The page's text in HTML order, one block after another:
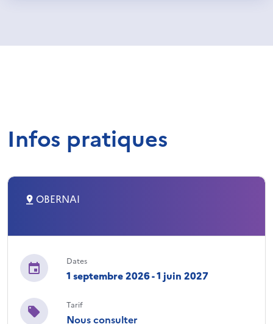
Infos pratiques
OBERNAI
Dates
1 septembre 2026 - 1 juin 2027
Tarif
Nous consulter